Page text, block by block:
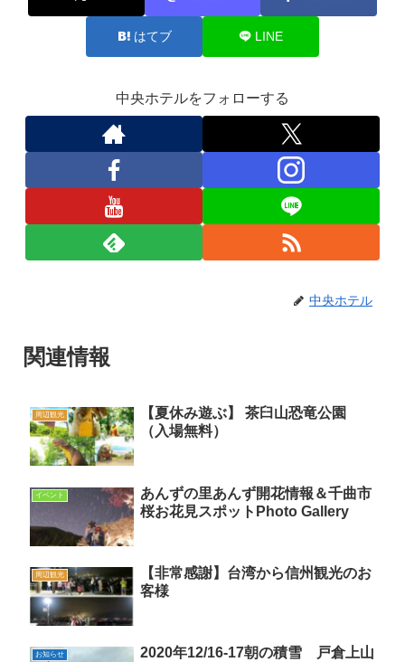
はてブ LINE
中央ホテルをフォローする
中央ホテル
関連情報
周辺観光
【夏休み遊ぶ】 茶臼山恐竜公園
（入場無料）
イベント
あんずの里あんず開花情報＆千曲市
桜お花見スポットPhoto Gallery
周辺観光
【非常感謝】台湾から信州観光のお
客様
お知らせ
2020年12/16-17朝の積雪 戸倉上山